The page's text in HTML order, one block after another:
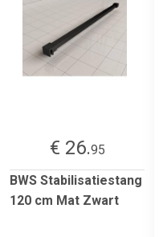
€ 26.95
BWS Stabilisatiestang
120 cm Mat Zwart